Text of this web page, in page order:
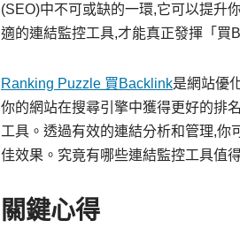
(SEO)中不可或缺的一環,它可以提升
適的連結監控工具,才能真正發揮「買
Ranking Puzzle 買Backlink是網站優
你的網站在搜尋引擎中獲得更好的排
工具。透過有效的連結分析和管理,你
佳效果。究竟有哪些連結監控工具值
關鍵心得